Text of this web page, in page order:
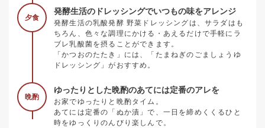
夕食
発酵生活のドレッシングでいつもの味をアレンジ
発酵生活の乳酸発酵 野菜ドレッシングは、サラダはも
ちろん、色々な調理にかける・あえるだけで手軽にラ
ブレ乳酸菌を摂ることができます。
「かつおのたたき」には、「たまねぎのごましょうゆ
ドレッシング」がおすすめ。
晩酌
ゆったりとした晩酌のあてには定番のアレを
お家でゆったりと晩酌タイム。
あてには定番の「ぬか漬」で、一日を締めくくるひと
時をゆっくりのんびり楽しんで。